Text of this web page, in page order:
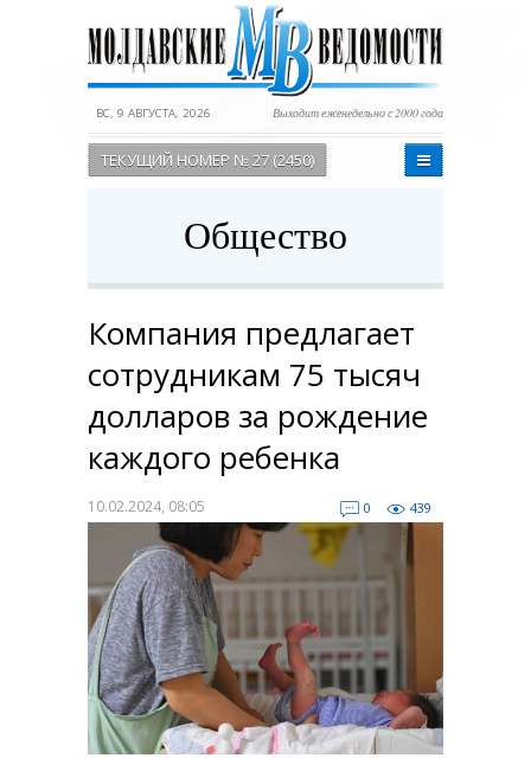
ВС, 9 АВГУСТА, 2026 Выходит еженедельно с 2000 года
ТЕКУЩИЙ НОМЕР № 27 (2450)
Общество
Компания предлагает
сотрудникам 75 тысяч
долларов за рождение
каждого ребенка
10.02.2024, 08:05 0 439